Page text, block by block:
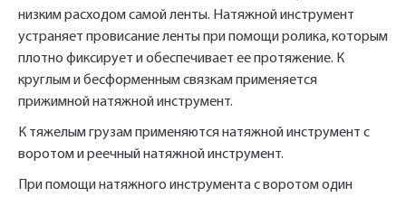
низким расходом самой ленты. Натяжной инструмент
устраняет провисание ленты при помощи ролика, которым
плотно фиксирует и обеспечивает ее протяжение. К
круглым и бесформенным связкам применяется
прижимной натяжной инструмент.
К тяжелым грузам применяются натяжной инструмент с
воротом и реечный натяжной инструмент.
При помощи натяжного инструмента с воротом один